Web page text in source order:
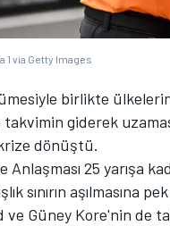
1 via Getty Images
birlikte
takvimin giderek
krize dönüştü.
Anlaşması 25 yarışa
sınırın aşılmasına pek
Güney Kore'nin de